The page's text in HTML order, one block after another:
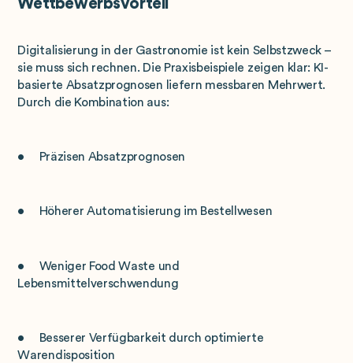
Digitalisierung in der Gastronomie ist kein Selbstzweck –
sie muss sich rechnen. Die Praxisbeispiele zeigen klar: KI-
basierte Absatzprognosen liefern messbaren Mehrwert.
Durch die Kombination aus:
• Präzisen Absatzprognosen
• Höherer Automatisierung im Bestellwesen
• Weniger Food Waste und
Lebensmittelverschwendung
• Besserer Verfügbarkeit durch optimierte
Warendisposition